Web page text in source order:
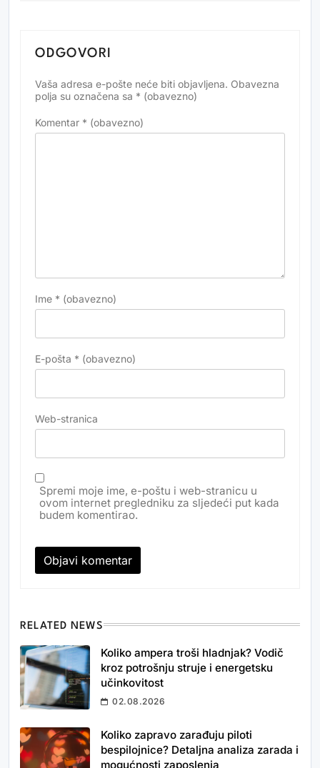
ODGOVORI
Vaša adresa e-pošte neće biti objavljena. Obavezna
polja su označena sa * (obavezno)
Komentar * (obavezno)
Ime * (obavezno)
E-pošta * (obavezno)
Web-stranica
Spremi moje ime, e-poštu i web-stranicu u
ovom internet pregledniku za sljedeći put kada
budem komentirao.
Alternative:
RELATED NEWS
Koliko ampera troši hladnjak? Vodič
kroz potrošnju struje i energetsku
učinkovitost
02.08.2026
Koliko zapravo zarađuju piloti
bespilojnice? Detaljna analiza zarada i
mogućnosti zaposlenja